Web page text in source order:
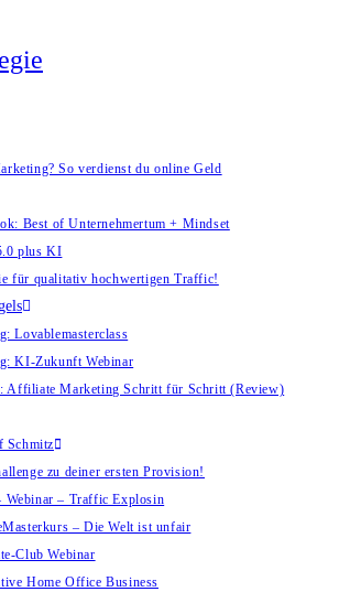
So verdienst du online Geld
Best of Unternehmertum + Mindset
plus KI
für qualitativ hochwertigen Traffic!
Lovablemasterclass
KI-Zukunft Webinar
Affiliate Marketing Schritt für Schritt (Review)
Schmitz
zu deiner ersten Provision!
Webinar – Traffic Explosin
– Die Welt ist unfair
Club Webinar
Home Office Business